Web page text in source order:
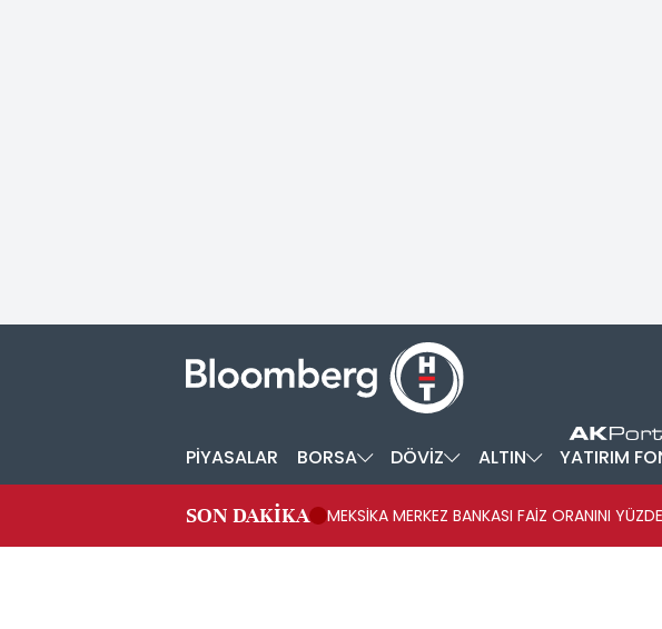
PİYASALAR BORSA DÖVİZ ALTIN YATIRIM
SON DAKİKA MEKSİKA MERKEZ BANKASI FAİZ ORANINI